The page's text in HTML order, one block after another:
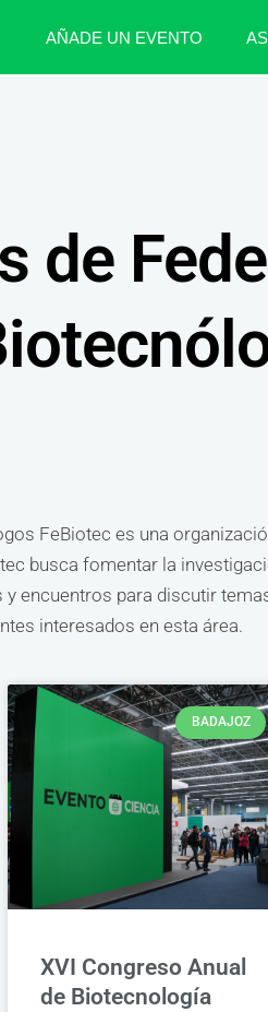
AÑADE UN EVENTO
de
FeBiotec es una
busca fomentar la
encuentros para discutir
interesados en esta área.
BADAJOZ
XVI Congreso Anual
de Biotecnología